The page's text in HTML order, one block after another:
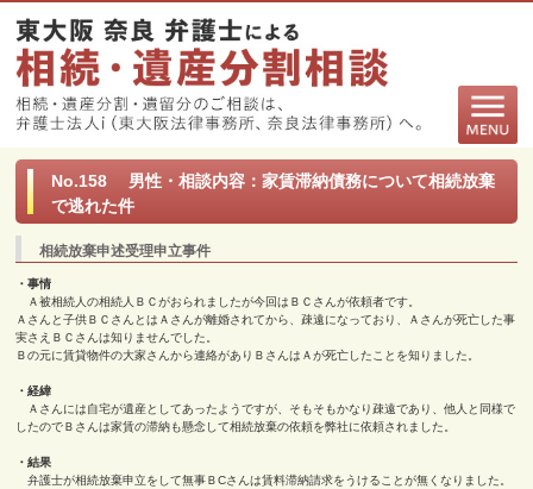
No.158 男性・相談内容：家賃滞納債務について相続放棄
で逃れた件
相続放棄申述受理申立事件
・事情
Ａ被相続人の相続人ＢＣがおられましたが今回はＢＣさんが依頼者です。
Ａさんと子供ＢＣさんとはＡさんが離婚されてから、疎遠になっており、Ａさんが死亡した事
実さえＢＣさんは知りませんでした。
Ｂの元に賃貸物件の大家さんから連絡がありＢさんはＡが死亡したことを知りました。
・経緯
Ａさんには自宅が遺産としてあったようですが、そもそもかなり疎遠であり、他人と同様で
したのでＢさんは家賃の滞納も懸念して相続放棄の依頼を弊社に依頼されました。
・結果
弁護士が相続放棄申立をして無事ＢCさんは賃料滞納請求をうけることが無くなりました。